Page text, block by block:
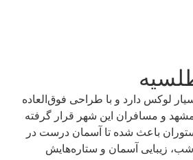
لوکس دارد و با طراحی فوق‌العاده
و مسافران این شهر قرار گرفته
باعث شده تا آسمان درست در
زیبایی آسمان و ستاره‌هایش